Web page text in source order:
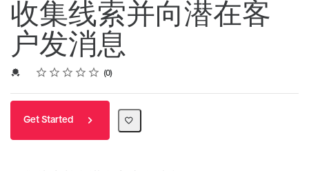
收集线索并向潜在客
户发消息
Credential For Completion
Rating
1 star
2 stars
3 stars
4 stars
5 stars
Average rating: 0 0
No reviews
Get Started